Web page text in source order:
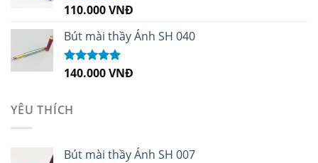
Được xếp
sao
110.000VNĐ
Bút mài thầy Ánh SH 040
Được xếp
140.000VNĐ
YÊU THÍCH
Bút mài thầy Ánh SH 007